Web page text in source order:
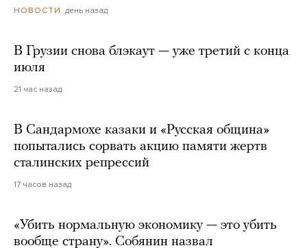
НОВОСТИ день назад
В Грузии снова блэкаут — уже третий с конца
июля
21 час назад
В Сандармохе казаки и «Русская община»
попытались сорвать акцию памяти жертв
сталинских репрессий
17 часов назад
«Убить нормальную экономику — это убить
вообще страну». Собянин назвал